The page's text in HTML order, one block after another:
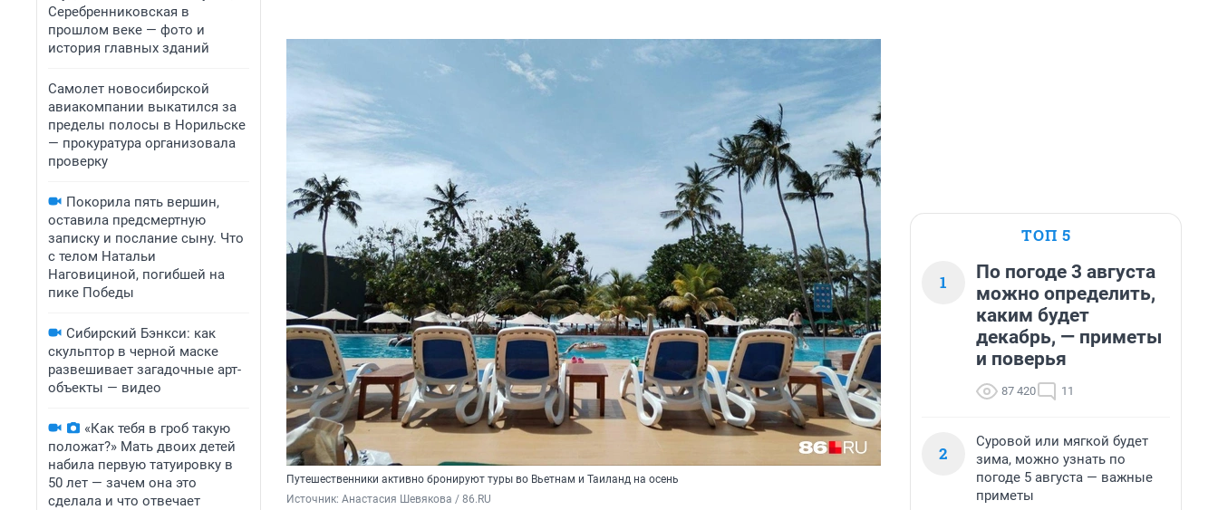
Серебренниковская в
прошлом веке — фото и
история главных зданий
Самолет новосибирской
авиакомпании выкатился за
пределы полосы в Норильске
— прокуратура организовала
проверку
Покорила пять вершин,
оставила предсмертную
записку и послание сыну. Что
с телом Натальи
Наговициной, погибшей на
пике Победы
Сибирский Бэнкси: как
скульптор в черной маске
развешивает загадочные арт-
объекты — видео
«Как тебя в гроб такую
положат?» Мать двоих детей
набила первую татуировку в
50 лет — зачем она это
сделала и что отвечает
Путешественники активно бронируют туры во Вьетнам и Таиланд на осень
Источник: Анастасия Шевякова / 86.RU
ТОП 5
1
По погоде 3 августа
можно определить,
каким будет
декабрь, — приметы
и поверья
87 420 11
2
Суровой или мягкой будет
зима, можно узнать по
погоде 5 августа — важные
приметы